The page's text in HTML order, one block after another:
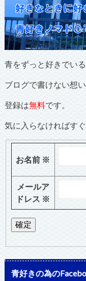
青をずっと好きでい
ブログで書けない想
登録は無料です。
気に入らなければす
お名前 ※
メールア
ドレス ※
青好きの為の